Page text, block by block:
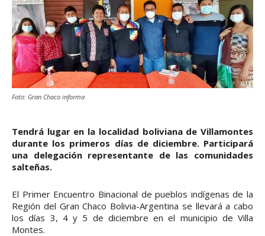
Foto: Gran Chaco informa
Tendrá lugar en la localidad boliviana de Villamontes
durante los primeros días de diciembre. Participará
una delegación representante de las comunidades
salteñas.
El Primer Encuentro Binacional de pueblos indígenas de la
Región del Gran Chaco Bolivia-Argentina se llevará a cabo
los días 3, 4 y 5 de diciembre en el municipio de Villa
Montes.